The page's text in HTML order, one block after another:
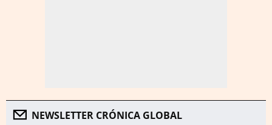
NEWSLETTER CRÓNICA GLOBAL